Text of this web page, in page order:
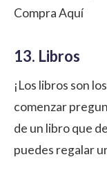
Compra Aquí
13. Libros
¡Los libros son
comenzar
de un libro que
puedes regalar